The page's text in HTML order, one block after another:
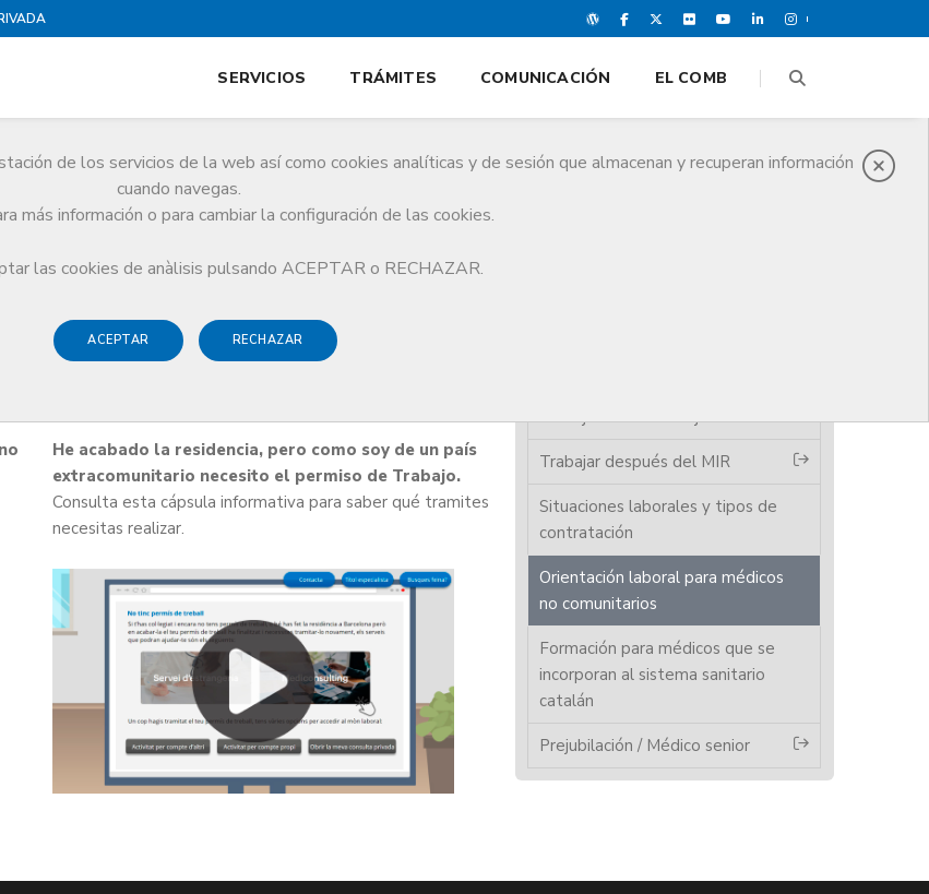
de los servicios de la web así como cookies analíticas y de sesión que almacenan y recuperan información
cuando navegas.
más información o para cambiar la configuración de las cookies.
las cookies de anàlisis pulsando ACEPTAR o RECHAZAR.
ACEPTAR RECHAZAR
SERVICIOS TRÁMITES COMUNICACIÓN EL COMB
médicos no comunitarios
He acabado la residencia, pero como soy de un país
extracomunitario necesito el permiso de Trabajo.
Consulta esta cápsula informativa para saber qué tramites
necesitas realizar.
Trabajar en el extranjero
Trabajar después del MIR
Situaciones laborales y tipos de
contratación
Orientación laboral para médicos
no comunitarios
Formación para médicos que se
incorporan al sistema sanitario
catalán
Prejubilación / Médico senior